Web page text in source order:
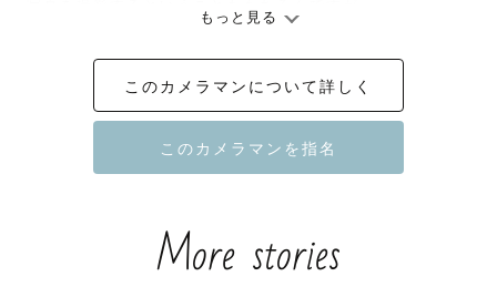
皆様と共に思い出つくりをお手伝いいたします📸
キッズフォトスタジオの経験がある為
お宮参り、七五三、お子様の撮影が得意です🌟
様々な撮影対応します‼
もっと見る
このカメラマンについて詳しく
More stories